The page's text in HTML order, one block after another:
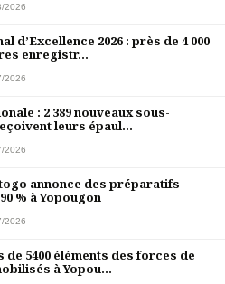
2026
d’Excellence 2026 : près de 4 000
enregistr...
2026
: 2 389 nouveaux sous-
leurs épaul...
2026
annonce des préparatifs
% à Yopougon
2026
de 5400 éléments des forces de
à Yopou...